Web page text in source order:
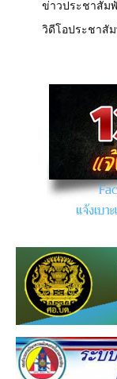
ข่าวประชาสัม
วิดีโอประชาสั